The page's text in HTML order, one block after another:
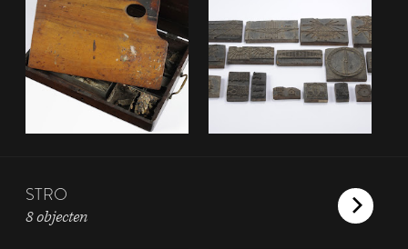
STRO
8 objecten